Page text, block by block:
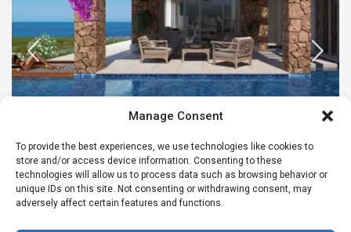
Manage Consent
To provide the best experiences, we use technologies like cookies to
store and/or access device information. Consenting to these
technologies will allow us to process data such as browsing behavior or
unique IDs on this site. Not consenting or withdrawing consent, may
adversely affect certain features and functions.
Willa,Sprzedaż
Willa 3+1 nad morzem na sprzedaż w Esen...